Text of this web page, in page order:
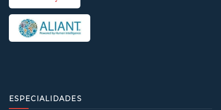
ESPECIALIDADES